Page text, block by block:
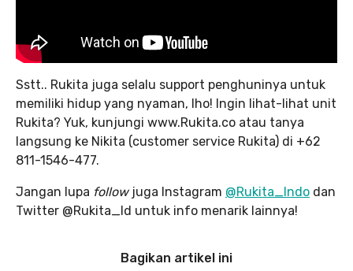
Sstt.. Rukita juga selalu support penghuninya untuk
memiliki hidup yang nyaman, lho! Ingin lihat-lihat unit
Rukita? Yuk, kunjungi www.Rukita.co atau tanya
langsung ke Nikita (customer service Rukita) di +62
811-1546-477.
Jangan lupa follow juga Instagram @Rukita_Indo dan
Twitter @Rukita_Id untuk info menarik lainnya!
Bagikan artikel ini